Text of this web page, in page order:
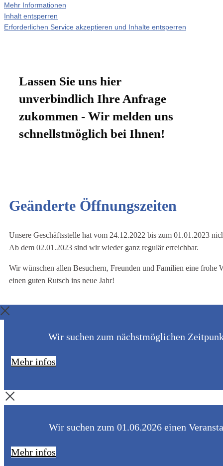
Mehr Informationen
Inhalt entsperren
Erforderlichen Service akzeptieren und Inhalte entsperren
Lassen Sie uns hier
unverbindlich Ihre Anfrage
zukommen - Wir melden uns
schnellstmöglich bei Ihnen!
Geänderte Öffnungszeiten
Unsere Geschäftsstelle hat vom 24.12.2022 bis zum 01.01.2023
Ab dem 02.01.2023 sind wir wieder ganz regulär erreichbar.
Wir wünschen allen Besuchern, Freunden und Familien eine frohe
einen guten Rutsch ins neue Jahr!
Wir suchen zum nächstmöglichen
Mehr infos
Wir suchen zum 01.06.2026 einen
Mehr infos